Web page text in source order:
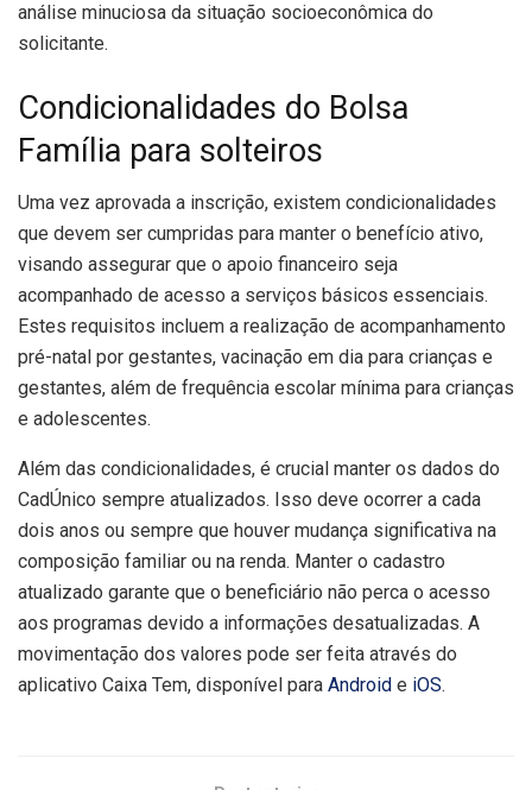
análise minuciosa da situação socioeconômica do
solicitante.
Condicionalidades do Bolsa
Família para solteiros
Uma vez aprovada a inscrição, existem condicionalidades
que devem ser cumpridas para manter o benefício ativo,
visando assegurar que o apoio financeiro seja
acompanhado de acesso a serviços básicos essenciais.
Estes requisitos incluem a realização de acompanhamento
pré-natal por gestantes, vacinação em dia para crianças e
gestantes, além de frequência escolar mínima para crianças
e adolescentes.
Além das condicionalidades, é crucial manter os dados do
CadÚnico sempre atualizados. Isso deve ocorrer a cada
dois anos ou sempre que houver mudança significativa na
composição familiar ou na renda. Manter o cadastro
atualizado garante que o beneficiário não perca o acesso
aos programas devido a informações desatualizadas. A
movimentação dos valores pode ser feita através do
aplicativo Caixa Tem, disponível para Android e iOS.